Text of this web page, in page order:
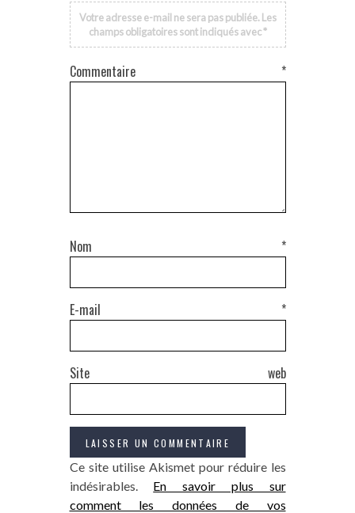
Votre adresse e-mail ne sera pas publiée. Les
champs obligatoires sont indiqués avec*
Commentaire *
Nom *
E-mail *
Site web
Ce site utilise Akismet pour réduire les
indésirables. En savoir plus sur
comment les données de vos